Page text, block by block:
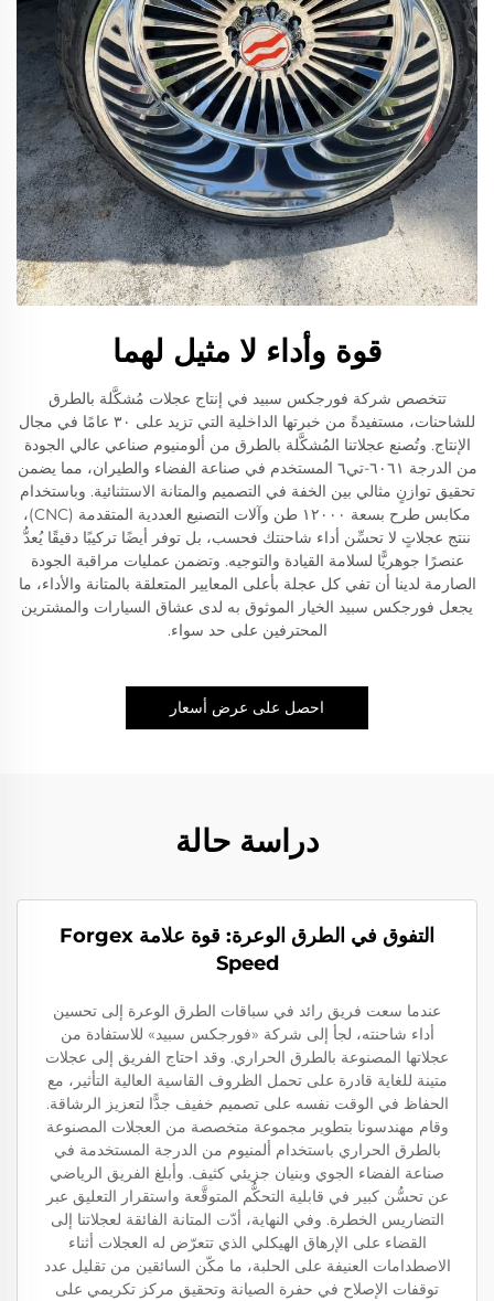
قوة وأداء لا مثيل لهما
تتخصص شركة فورجكس سبيد في إنتاج عجلات مُشكَّلة بالطرق
للشاحنات، مستفيدةً من خبرتها الداخلية التي تزيد على ٣٠ عامًا في مجال
الإنتاج. وتُصنع عجلاتنا المُشكَّلة بالطرق من ألومنيوم صناعي عالي الجودة
من الدرجة ٦٠٦١-تي٦ المستخدم في صناعة الفضاء والطيران، مما يضمن
تحقيق توازنٍ مثالي بين الخفة في التصميم والمتانة الاستثنائية. وباستخدام
مكابس طرح بسعة ١٢٠٠٠ طن وآلات التصنيع العددية المتقدمة (CNC)،
ننتج عجلاتٍ لا تحسِّن أداء شاحنتك فحسب، بل توفر أيضًا تركيبًا دقيقًا يُعدُّ
عنصرًا جوهريًّا لسلامة القيادة والتوجيه. وتضمن عمليات مراقبة الجودة
الصارمة لدينا أن تفي كل عجلة بأعلى المعايير المتعلقة بالمتانة والأداء، ما
يجعل فورجكس سبيد الخيار الموثوق به لدى عشاق السيارات والمشترين
المحترفين على حد سواء.
احصل على عرض أسعار
دراسة حالة
التفوق في الطرق الوعرة: قوة علامة Forgex
Speed
عندما سعت فريق رائد في سباقات الطرق الوعرة إلى تحسين
أداء شاحنته، لجأ إلى شركة «فورجكس سبيد» للاستفادة من
عجلاتها المصنوعة بالطرق الحراري. وقد احتاج الفريق إلى عجلات
متينة للغاية قادرة على تحمل الظروف القاسية العالية التأثير، مع
الحفاظ في الوقت نفسه على تصميم خفيف جدًّا لتعزيز الرشاقة.
وقام مهندسونا بتطوير مجموعة متخصصة من العجلات المصنوعة
بالطرق الحراري باستخدام ألمنيوم من الدرجة المستخدمة في
صناعة الفضاء الجوي وبنيان جزيئي كثيف. وأبلغ الفريق الرياضي
عن تحسُّن كبير في قابلية التحكُّم المتوقَّعة واستقرار التعليق عبر
التضاريس الخطرة. وفي النهاية، أدّت المتانة الفائقة لعجلاتنا إلى
القضاء على الإرهاق الهيكلي الذي تتعرّض له العجلات أثناء
الاصطدامات العنيفة على الحلبة، ما مكّن السائقين من تقليل عدد
توقفات الإصلاح في حفرة الصيانة وتحقيق مركز تكريمي على